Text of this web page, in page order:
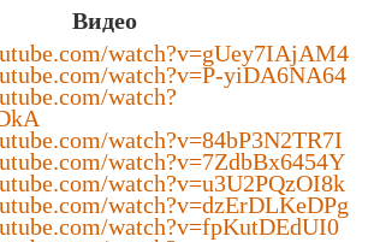
Видео
watch?v=gUey7IAjAM4
watch?v=P-yiDA6NA64
watch?
watch?v=84bP3N2TR7I
watch?v=7ZdbBx6454Y
watch?v=u3U2PQzOI8k
watch?v=dzErDLKeDPg
watch?v=fpKutDEdUI0